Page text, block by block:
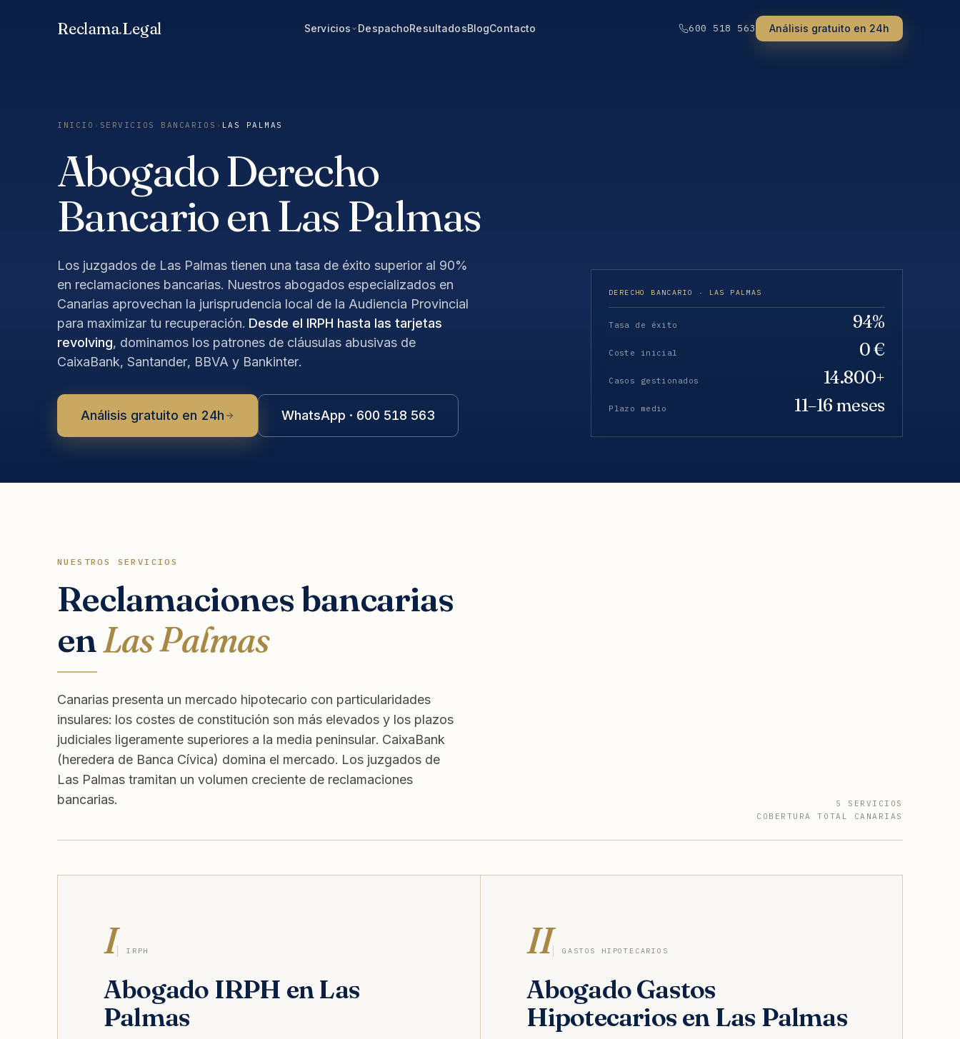
Reclama.Legal Servicios DespachoResultadosBlogContacto 600 518 563 Análisis gratuito en 24h
INICIO › SERVICIOS BANCARIOS › LAS PALMAS
Abogado Derecho
Bancario en Las Palmas
Los juzgados de Las Palmas tienen una tasa de éxito superior al 90%
en reclamaciones bancarias. Nuestros abogados especializados en
Canarias aprovechan la jurisprudencia local de la Audiencia Provincial
para maximizar tu recuperación. Desde el IRPH hasta las tarjetas
revolving, dominamos los patrones de cláusulas abusivas de
CaixaBank, Santander, BBVA y Bankinter.
Análisis gratuito en 24h WhatsApp · 600 518 563
DERECHO BANCARIO · LAS PALMAS
Tasa de éxito 94%
Coste inicial 0 €
Casos gestionados 14.800+
Plazo medio 11–16 meses
NUESTROS SERVICIOS
Reclamaciones bancarias
enLas Palmas
Canarias presenta un mercado hipotecario con particularidades
insulares: los costes de constitución son más elevados y los plazos
judiciales ligeramente superiores a la media peninsular. CaixaBank
(heredera de Banca Cívica) domina el mercado. Los juzgados de
Las Palmas tramitan un volumen creciente de reclamaciones
bancarias.
5 SERVICIOS
COBERTURA TOTAL CANARIAS
I IRPH
Abogado IRPH en Las
Palmas
II GASTOS HIPOTECARIOS
Abogado Gastos
Hipotecarios en Las Palmas